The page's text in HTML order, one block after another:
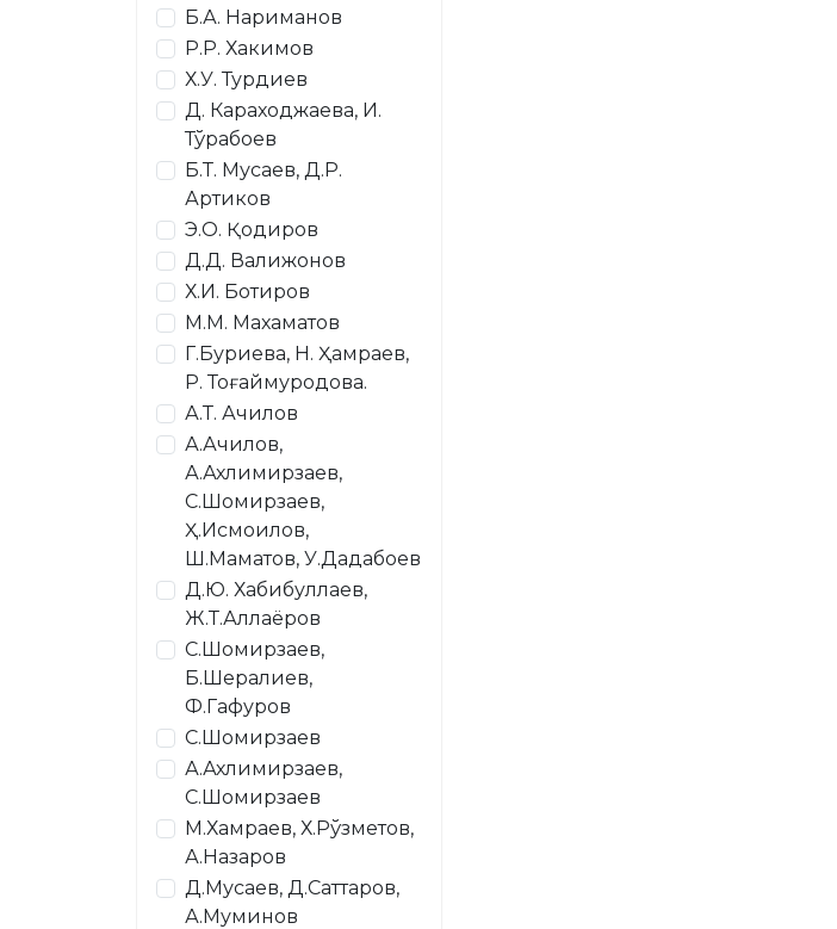
Б.А. Нариманов
Р.Р. Хакимов
Х.У. Турдиев
Д. Караходжаева, И.
Тўрабоев
Б.Т. Мусаев, Д.Р.
Артиков
Э.О. Қодиров
Д.Д. Валижонов
Х.И. Ботиров
М.М. Махаматов
Г.Буриева, Н. Ҳамраев,
Р. Тоғаймуродова.
А.Т. Ачилов
А.Ачилов,
А.Ахлимирзаев,
С.Шомирзаев,
Ҳ.Исмоилов,
Ш.Маматов, У.Дадабоев
Д.Ю. Хабибуллаев,
Ж.Т.Аллаёров
С.Шомирзаев,
Б.Шералиев,
Ф.Гафуров
С.Шомирзаев
А.Ахлимирзаев,
С.Шомирзаев
М.Хамраев, Х.Рўзметов,
А.Назаров
Д.Мусаев, Д.Саттаров,
А.Муминов